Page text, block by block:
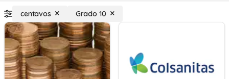
centavos Grado 10